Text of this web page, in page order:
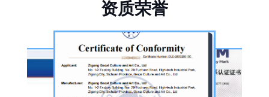
品的恐龙制作公司。公司采用按需定制模式，
从前期方案设计、场景规划，到中期原料选
择、工序制作，再到后期运输配送、上门安装
调试，形成全流程服务，可用于主题乐园、文
旅景区、科普展馆、商业广场、大型展会、节
资质荣誉